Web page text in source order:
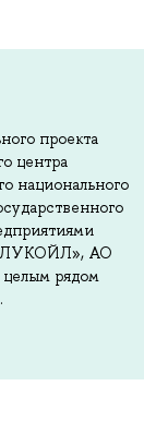
проекта
центра
национального
«ЛУКОЙЛ», АО
рядом